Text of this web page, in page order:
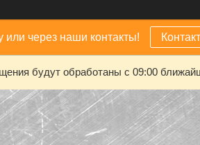
или через наши контакты!
будут обработаны с 09:00